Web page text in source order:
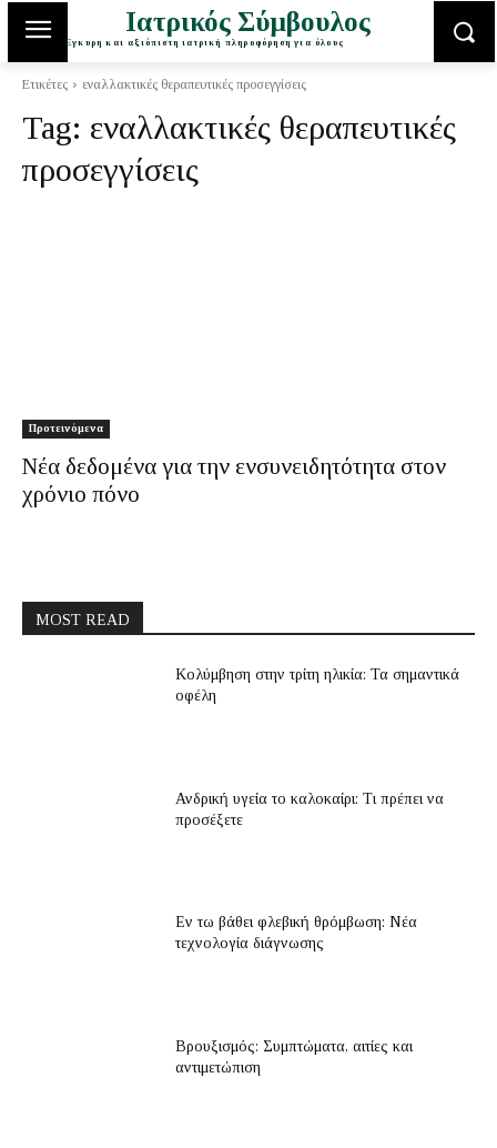
Ιατρικός Σύμβουλος
Έγκυρη και αξιόπιστη ιατρική πληροφόρηση για όλους
Ετικέτες εναλλακτικές θεραπευτικές προσεγγίσεις
Tag: εναλλακτικές θεραπευτικές
προσεγγίσεις
Προτεινόμενα
Νέα δεδομένα για την ενσυνειδητότητα στον
χρόνιο πόνο
MOST READ
Κολύμβηση στην τρίτη ηλικία: Τα σημαντικά
οφέλη
Ανδρική υγεία το καλοκαίρι: Τι πρέπει να
προσέξετε
Εν τω βάθει φλεβική θρόμβωση: Νέα
τεχνολογία διάγνωσης
Βρουξισμός: Συμπτώματα, αιτίες και
αντιμετώπιση